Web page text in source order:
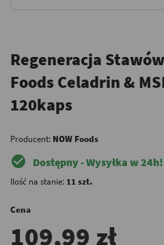
Regeneracja
Foods Celadrin &
120kaps
Producent: NOW Foods
check_circle Dostępny - Wysyłka w 24h!
Ilość na stanie: 11 szt.
Cena
109,99 zł